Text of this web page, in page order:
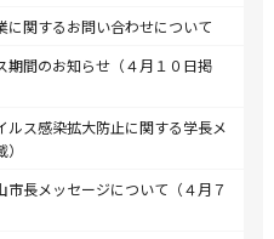
関するお問い合わせについて
期間のお知らせ（４月１０日掲
ルス感染拡大防止に関する学長メ
市長メッセージについて（４月７